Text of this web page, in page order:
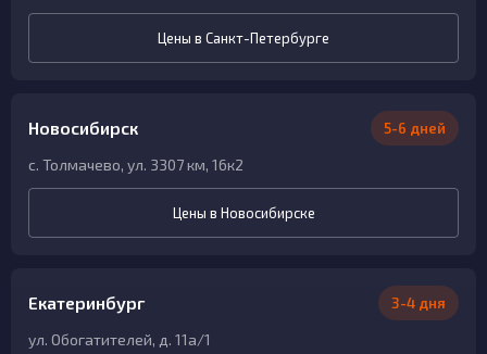
Цены в Санкт-Петербурге
Новосибирск 5-6 дней
с. Толмачево, ул. 3307 км, 16к2
Цены в Новосибирске
Екатеринбург 3-4 дня
ул. Обогатителей, д. 11а/1